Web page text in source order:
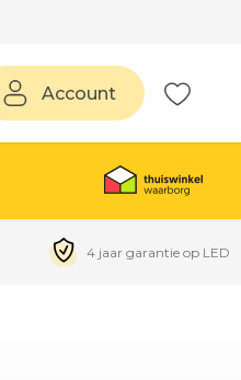
Account
4 jaar garantie op LED